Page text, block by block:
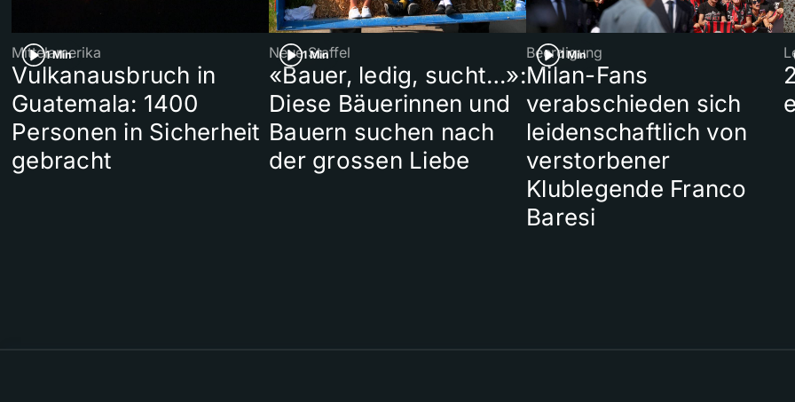
1 Min
Mittelamerika
Vulkanausbruch in
Guatemala: 1400
Personen in Sicherheit
gebracht
1 Min
Neue Staffel
«Bauer, ledig, sucht…»:
Diese Bäuerinnen und
Bauern suchen nach
der grossen Liebe
1 Min
Beerdigung
Milan-Fans
verabschieden sich
leidenschaftlich von
verstorbener
Klublegende Franco
Baresi